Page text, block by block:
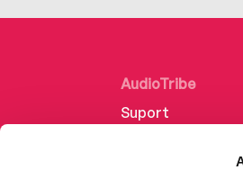
AudioTribe
Suport